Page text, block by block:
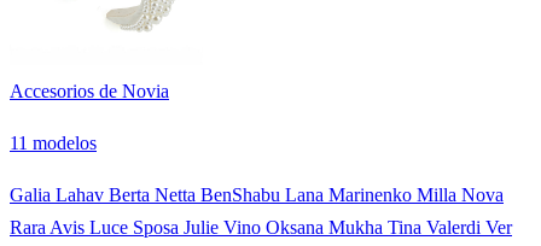
Accesorios de Novia
11 modelos
Galia Lahav Berta Netta BenShabu Lana Marinenko Milla Nova
Rara Avis Luce Sposa Julie Vino Oksana Mukha Tina Valerdi Ver